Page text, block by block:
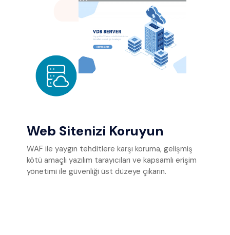
Web Sitenizi Koruyun
WAF ile yaygın tehditlere karşı koruma, gelişmiş
kötü amaçlı yazılım tarayıcıları ve kapsamlı erişim
yönetimi ile güvenliği üst düzeye çıkarın.